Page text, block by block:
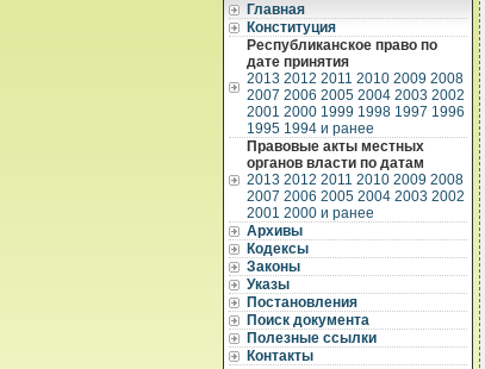
Главная
Конституция
Республиканское право по
дате принятия
2013 2012 2011 2010 2009 2008
2007 2006 2005 2004 2003 2002
2001 2000 1999 1998 1997 1996
1995 1994 и ранее
Правовые акты местных
органов власти по датам
2013 2012 2011 2010 2009 2008
2007 2006 2005 2004 2003 2002
2001 2000 и ранее
Архивы
Кодексы
Законы
Указы
Постановления
Поиск документа
Полезные ссылки
Контакты